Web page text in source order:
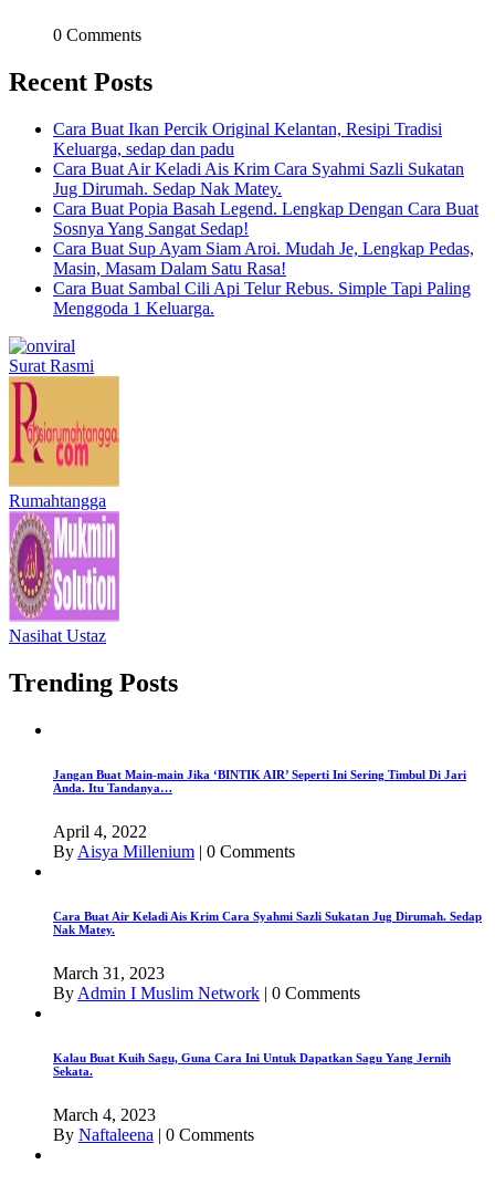
0 Comments
Recent Posts
Cara Buat Ikan Percik Original Kelantan, Resipi Tradisi
Keluarga, sedap dan padu
Cara Buat Air Keladi Ais Krim Cara Syahmi Sazli Sukatan
Jug Dirumah. Sedap Nak Matey.
Cara Buat Popia Basah Legend. Lengkap Dengan Cara Buat
Sosnya Yang Sangat Sedap!
Cara Buat Sup Ayam Siam Aroi. Mudah Je, Lengkap Pedas,
Masin, Masam Dalam Satu Rasa!
Cara Buat Sambal Cili Api Telur Rebus. Simple Tapi Paling
Menggoda 1 Keluarga.
Surat Rasmi
Rumahtangga
Nasihat Ustaz
Trending Posts
Jangan Buat Main-main Jika ‘BINTIK AIR’ Seperti Ini Sering Timbul Di Jari
Anda. Itu Tandanya…
April 4, 2022
By Aisya Millenium | 0 Comments
Cara Buat Air Keladi Ais Krim Cara Syahmi Sazli Sukatan Jug Dirumah. Sedap
Nak Matey.
March 31, 2023
By Admin I Muslim Network | 0 Comments
Kalau Buat Kuih Sagu, Guna Cara Ini Untuk Dapatkan Sagu Yang Jernih
Sekata.
March 4, 2023
By Naftaleena | 0 Comments